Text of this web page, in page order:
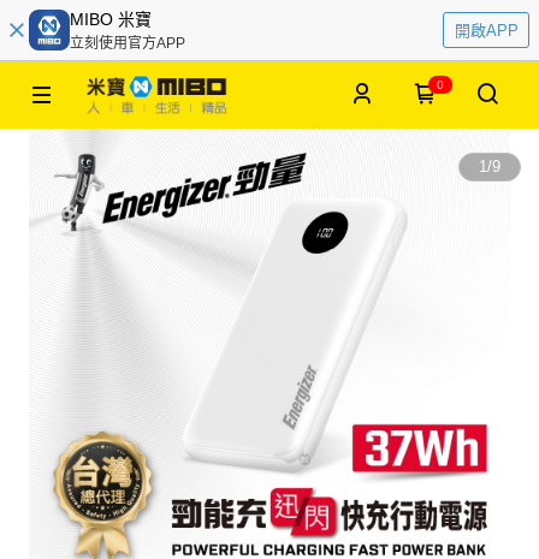
MIBO 米寶
立刻使用官方APP
開啟APP
0
1/9